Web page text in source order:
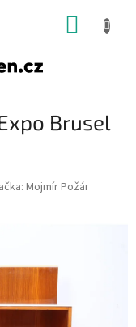
Brusel
Mojmír Požár